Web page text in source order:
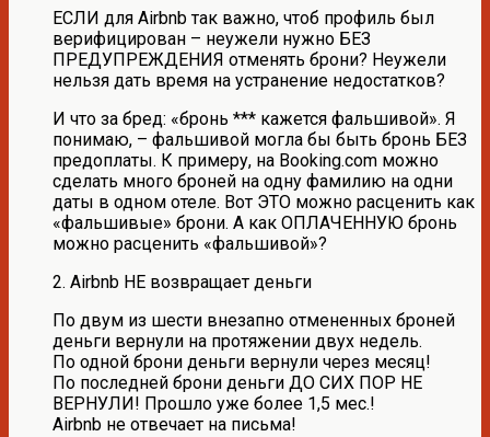
ЕСЛИ для Airbnb так важно, чтоб профиль был
верифицирован – неужели нужно БЕЗ
ПРЕДУПРЕЖДЕНИЯ отменять брони? Неужели
нельзя дать время на устранение недостатков?
И что за бред: «бронь *** кажется фальшивой». Я
понимаю, – фальшивой могла бы быть бронь БЕЗ
предоплаты. К примеру, на Booking.com можно
сделать много броней на одну фамилию на одни
даты в одном отеле. Вот ЭТО можно расценить как
«фальшивые» брони. А как ОПЛАЧЕННУЮ бронь
можно расценить «фальшивой»?
2. Airbnb НЕ возвращает деньги
По двум из шести внезапно отмененных броней
деньги вернули на протяжении двух недель.
По одной брони деньги вернули через месяц!
По последней брони деньги ДО СИХ ПОР НЕ
ВЕРНУЛИ! Прошло уже более 1,5 мес.!
Airbnb не отвечает на письма!